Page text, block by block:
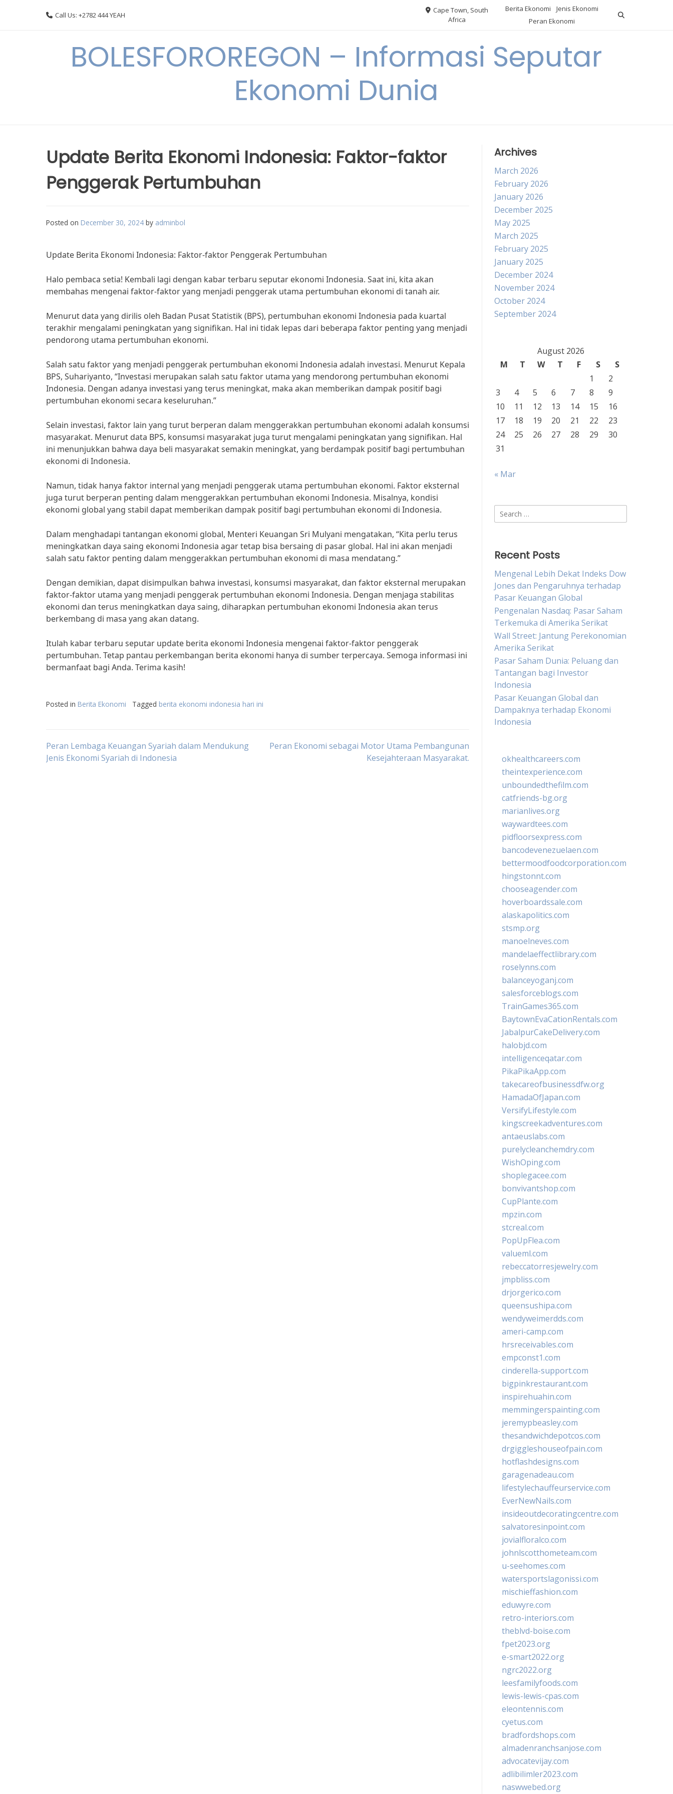
Call Us: +2782 444 YEAH
Cape Town, South
Africa
Berita Ekonomi
Jenis Ekonomi
Peran Ekonomi
BOLESFOROREGON – Informasi Seputar
Ekonomi Dunia
Update Berita Ekonomi Indonesia: Faktor-faktor
Penggerak Pertumbuhan
Posted on December 30, 2024 by adminbol
Update Berita Ekonomi Indonesia: Faktor-faktor Penggerak Pertumbuhan
Halo pembaca setia! Kembali lagi dengan kabar terbaru seputar ekonomi Indonesia. Saat ini, kita akan
membahas mengenai faktor-faktor yang menjadi penggerak utama pertumbuhan ekonomi di tanah air.
Menurut data yang dirilis oleh Badan Pusat Statistik (BPS), pertumbuhan ekonomi Indonesia pada kuartal
terakhir mengalami peningkatan yang signifikan. Hal ini tidak lepas dari beberapa faktor penting yang menjadi
pendorong utama pertumbuhan ekonomi.
Salah satu faktor yang menjadi penggerak pertumbuhan ekonomi Indonesia adalah investasi. Menurut Kepala
BPS, Suhariyanto, “Investasi merupakan salah satu faktor utama yang mendorong pertumbuhan ekonomi
Indonesia. Dengan adanya investasi yang terus meningkat, maka akan memberikan dampak positif bagi
pertumbuhan ekonomi secara keseluruhan.”
Selain investasi, faktor lain yang turut berperan dalam menggerakkan pertumbuhan ekonomi adalah konsumsi
masyarakat. Menurut data BPS, konsumsi masyarakat juga turut mengalami peningkatan yang signifikan. Hal
ini menunjukkan bahwa daya beli masyarakat semakin meningkat, yang berdampak positif bagi pertumbuhan
ekonomi di Indonesia.
Namun, tidak hanya faktor internal yang menjadi penggerak utama pertumbuhan ekonomi. Faktor eksternal
juga turut berperan penting dalam menggerakkan pertumbuhan ekonomi Indonesia. Misalnya, kondisi
ekonomi global yang stabil dapat memberikan dampak positif bagi pertumbuhan ekonomi di Indonesia.
Dalam menghadapi tantangan ekonomi global, Menteri Keuangan Sri Mulyani mengatakan, “Kita perlu terus
meningkatkan daya saing ekonomi Indonesia agar tetap bisa bersaing di pasar global. Hal ini akan menjadi
salah satu faktor penting dalam menggerakkan pertumbuhan ekonomi di masa mendatang.”
Dengan demikian, dapat disimpulkan bahwa investasi, konsumsi masyarakat, dan faktor eksternal merupakan
faktor-faktor utama yang menjadi penggerak pertumbuhan ekonomi Indonesia. Dengan menjaga stabilitas
ekonomi dan terus meningkatkan daya saing, diharapkan pertumbuhan ekonomi Indonesia akan terus
berkembang di masa yang akan datang.
Itulah kabar terbaru seputar update berita ekonomi Indonesia mengenai faktor-faktor penggerak
pertumbuhan. Tetap pantau perkembangan berita ekonomi hanya di sumber terpercaya. Semoga informasi ini
bermanfaat bagi Anda. Terima kasih!
Posted in Berita Ekonomi Tagged berita ekonomi indonesia hari ini
Post
Peran Lembaga Keuangan Syariah dalam Mendukung
Jenis Ekonomi Syariah di Indonesia
Peran Ekonomi sebagai Motor Utama Pembangunan
Kesejahteraan Masyarakat.
Archives
March 2026
February 2026
January 2026
December 2025
May 2025
March 2025
February 2025
January 2025
December 2024
November 2024
October 2024
September 2024
August 2026
M
T W T F S
S
1
2
3
4 5 6 7 8
9
10
11 12 13 14 15
16
17
18 19 20 21 22
23
24
25 26 27 28 29
30
31
« Mar
Search
for:
Recent Posts
Mengenal Lebih Dekat Indeks Dow
Jones dan Pengaruhnya terhadap
Pasar Keuangan Global
Pengenalan Nasdaq: Pasar Saham
Terkemuka di Amerika Serikat
Wall Street: Jantung Perekonomian
Amerika Serikat
Pasar Saham Dunia: Peluang dan
Tantangan bagi Investor
Indonesia
Pasar Keuangan Global dan
Dampaknya terhadap Ekonomi
Indonesia
okhealthcareers.com
theintexperience.com
unboundedthefilm.com
catfriends-bg.org
marianlives.org
waywardtees.com
pidfloorsexpress.com
bancodevenezuelaen.com
bettermoodfoodcorporation.com
hingstonnt.com
chooseagender.com
hoverboardssale.com
alaskapolitics.com
stsmp.org
manoelneves.com
mandelaeffectlibrary.com
roselynns.com
balanceyoganj.com
salesforceblogs.com
TrainGames365.com
BaytownEvaCationRentals.com
JabalpurCakeDelivery.com
halobjd.com
intelligenceqatar.com
PikaPikaApp.com
takecareofbusinessdfw.org
HamadaOfJapan.com
VersifyLifestyle.com
kingscreekadventures.com
antaeuslabs.com
purelycleanchemdry.com
WishOping.com
shoplegacee.com
bonvivantshop.com
CupPlante.com
mpzin.com
stcreal.com
PopUpFlea.com
valueml.com
rebeccatorresjewelry.com
jmpbliss.com
drjorgerico.com
queensushipa.com
wendyweimerdds.com
ameri-camp.com
hrsreceivables.com
empconst1.com
cinderella-support.com
bigpinkrestaurant.com
inspirehuahin.com
memmingerspainting.com
jeremypbeasley.com
thesandwichdepotcos.com
drgiggleshouseofpain.com
hotflashdesigns.com
garagenadeau.com
lifestylechauffeurservice.com
EverNewNails.com
insideoutdecoratingcentre.com
salvatoresinpoint.com
jovialfloralco.com
johnlscotthometeam.com
u-seehomes.com
watersportslagonissi.com
mischieffashion.com
eduwyre.com
retro-interiors.com
theblvd-boise.com
fpet2023.org
e-smart2022.org
ngrc2022.org
leesfamilyfoods.com
lewis-lewis-cpas.com
eleontennis.com
cyetus.com
bradfordshops.com
almadenranchsanjose.com
advocatevijay.com
adlibilimler2023.com
naswwebed.org